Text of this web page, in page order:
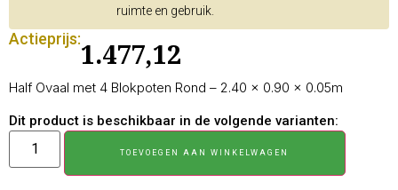
ruimte en gebruik.
Actieprijs:
1.477,12
Half Ovaal met 4 Blokpoten Rond – 2.40 × 0.90 × 0.05m
Dit product is beschikbaar in de volgende varianten:
TOEVOEGEN AAN WINKELWAGEN